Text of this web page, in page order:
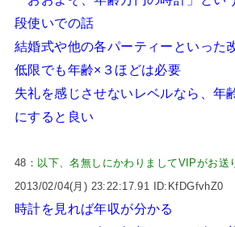
段使いでの話
結婚式や他の各パーティーといった
低限でも年齢×３ほどは必要
失礼を感じさせないレベルなら、年
にすると良い
48： 以下、名無しにかわりましてVIPがお送
2013/02/04(月) 23:22:17.91 ID:KfDGfvhZ0
時計を見れば年収が分かる